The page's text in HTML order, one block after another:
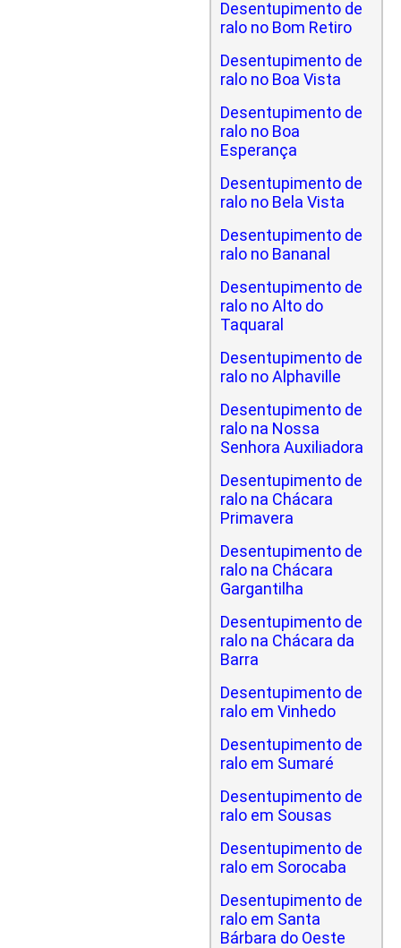
Desentupimento de
ralo no Bom Retiro
Desentupimento de
ralo no Boa Vista
Desentupimento de
ralo no Boa
Esperança
Desentupimento de
ralo no Bela Vista
Desentupimento de
ralo no Bananal
Desentupimento de
ralo no Alto do
Taquaral
Desentupimento de
ralo no Alphaville
Desentupimento de
ralo na Nossa
Senhora Auxiliadora
Desentupimento de
ralo na Chácara
Primavera
Desentupimento de
ralo na Chácara
Gargantilha
Desentupimento de
ralo na Chácara da
Barra
Desentupimento de
ralo em Vinhedo
Desentupimento de
ralo em Sumaré
Desentupimento de
ralo em Sousas
Desentupimento de
ralo em Sorocaba
Desentupimento de
ralo em Santa
Bárbara do Oeste